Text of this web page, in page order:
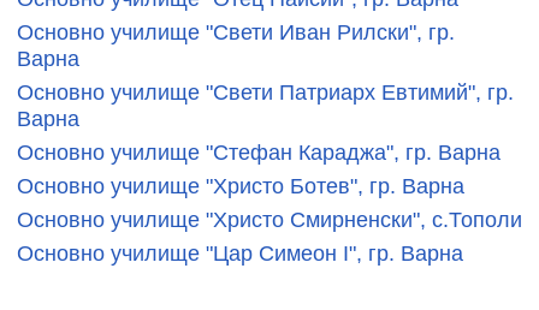
Основно училище "Свети Иван Рилски", гр.
Варна
Основно училище "Свети Патриарх Евтимий", гр.
Варна
Основно училище "Стефан Караджа", гр. Варна
Основно училище "Христо Ботев", гр. Варна
Основно училище "Христо Смирненски", с.Тополи
Основно училище "Цар Симеон І", гр. Варна